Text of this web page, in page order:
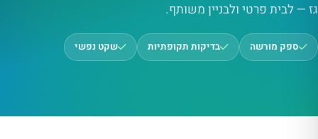
גז — לבית פרטי ולבניין משותף.
ספק מורשה בדיקות תקופתיות שקט נפשי